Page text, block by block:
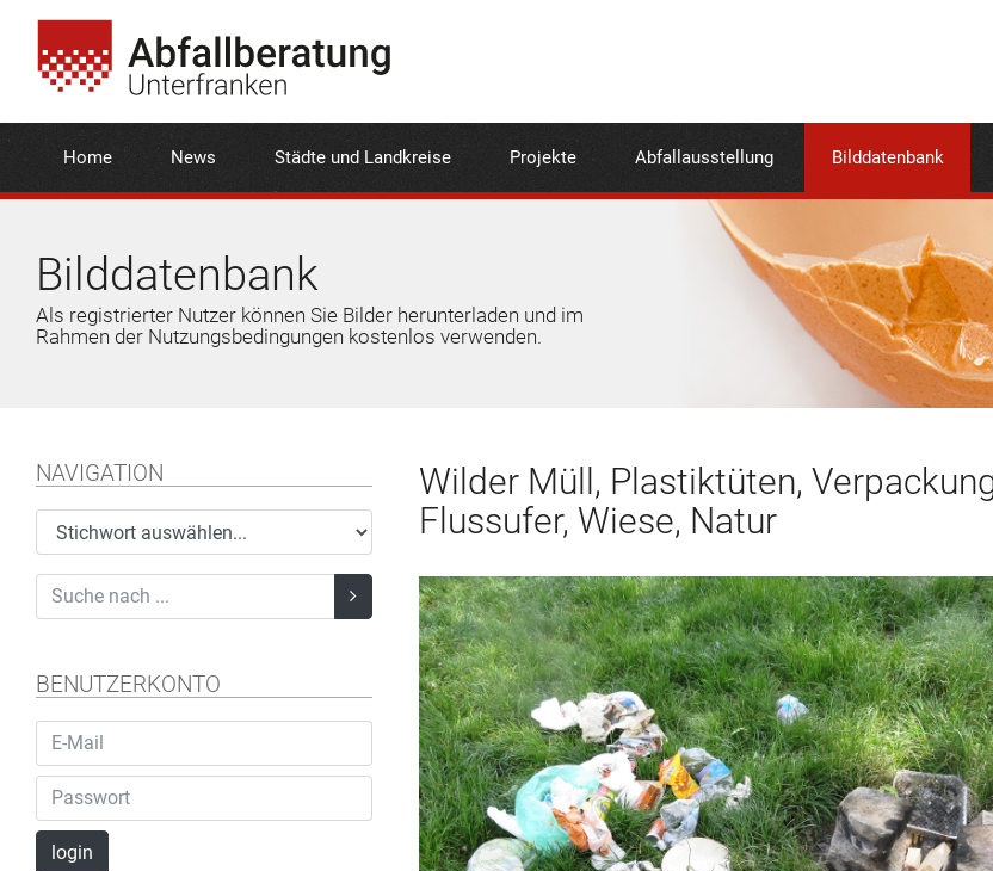
Home News Städte und Landkreise Projekte Abfallausstellung Bilddatenbank
Bilddatenbank
Als registrierter Nutzer können Sie Bilder herunterladen und im
Rahmen der Nutzungsbedingungen kostenlos verwenden.
NAVIGATION
BENUTZERKONTO
login
Wilder Müll, Plastiktüten,
Flussufer, Wiese, Natur